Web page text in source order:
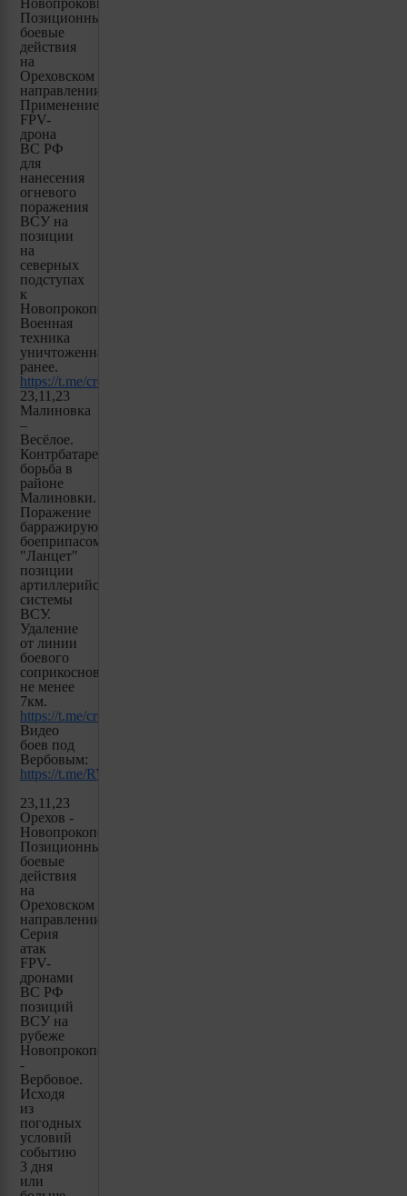
Новопроковка.
Позиционные
боевые
действия
на
Ореховском
направлении.
Применение
FPV-
дрона
ВС РФ
для
нанесения
огневого
поражения
ВСУ на
позиции
на
северных
подступах
к
Новопрокоповке.
Военная
техника
уничтоженная
ранее.
https://t.me/creamy_caprice/3248
23,11,23
Малиновка
–
Весёлое.
Контрбатарейная
борьба в
районе
Малиновки.
Поражение
барражирующим
боеприпасом
"Ланцет"
позиции
артиллерийской
системы
ВСУ.
Удаление
от линии
боевого
соприкосновения
не менее
7км.
https://t.me/creamy_caprice/3252
Видео
боев под
Вербовым:
https://t.me/RVvoenkor/57093
23,11,23
Орехов -
Новопрокоповка.
Позиционные
боевые
действия
на
Ореховском
направлении.
Серия
атак
FPV-
дронами
ВС РФ
позиций
ВСУ на
рубеже
Новопрокоповка
-
Вербовое.
Исходя
из
погодных
условий
событию
3 дня
или